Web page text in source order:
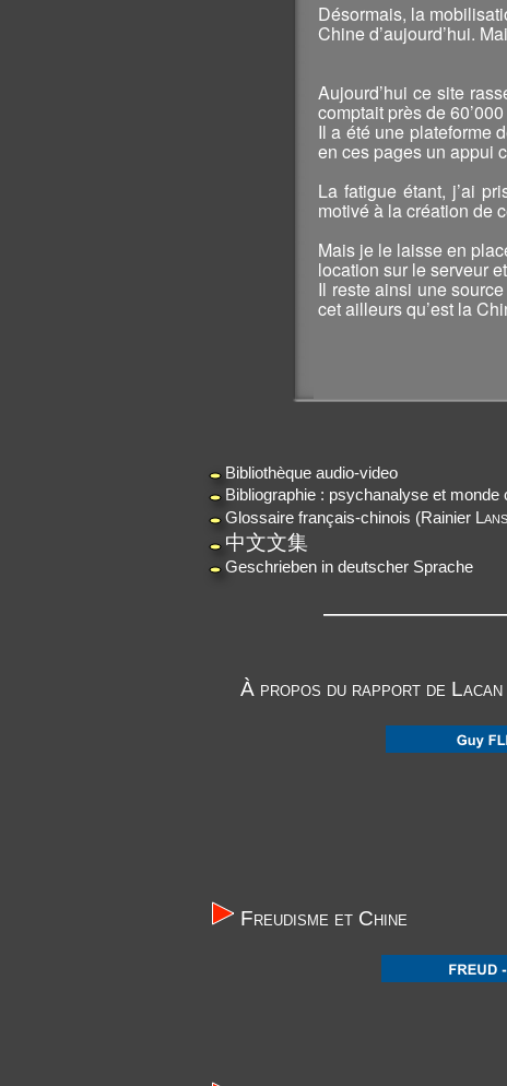
À propos du rapport de Lacan
Freudisme et Chine
Désormais, la
Chine d’aujourd’hui.
Aujourd’hui ce site
comptait près de
Il a été une plateforme
en ces pages un appui
La fatigue étant, j’ai
motivé à la création de
Mais je le laisse en
location sur le serveur
Il reste ainsi une
cet ailleurs qu’est la
Guy
Bibliothèque audio-video
Bibliographie : psychanalyse et monde
Glossaire français-chinois (Rainier
中文文集
Geschrieben in deutscher Sprache